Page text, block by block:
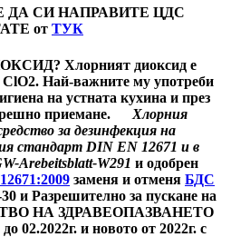
СИ НАПРАВИТЕ ЦДС
от ТУК
Хлорният диоксид е
ClO2. Най-важните му употреби
на устната кухина и през
приемане. Хлорния
за дезинфекция на
стандарт DIN ЕN 12671 и в
Arebeitsblatt-W291 и одобрен
заменя и отменя БДС
и Разрешително за пускане на
НА ЗДРАВЕОПАЗВАНЕТО
02.2022г. и новото от 2022г. с